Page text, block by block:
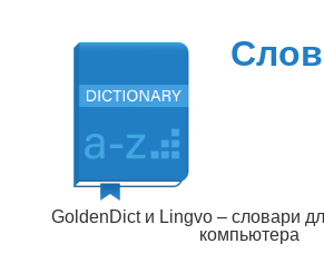
содержимому
GoldenDict и Lingvo – словари
компьютера